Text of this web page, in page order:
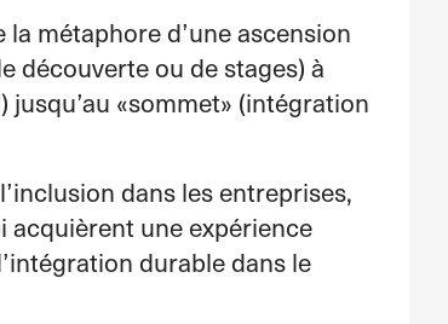
métaphore d’une ascension
découverte ou de stages) à
jusqu’au «sommet» (intégration
dans les entreprises,
acquièrent une expérience
durable dans le